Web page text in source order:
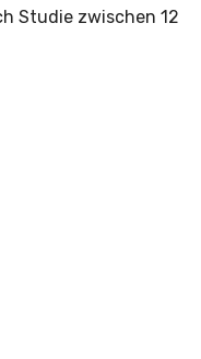
Studie zwischen 12